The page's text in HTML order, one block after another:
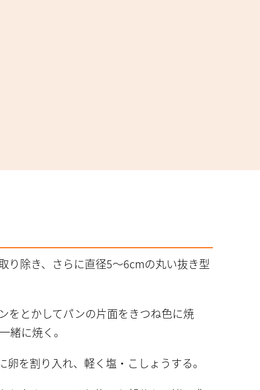
り除き、さらに直径5～6cmの丸い抜き型
をとかしてパンの片面をきつね色に焼
緒に焼く。
卵を割り入れ、軽く塩・こしょうする。